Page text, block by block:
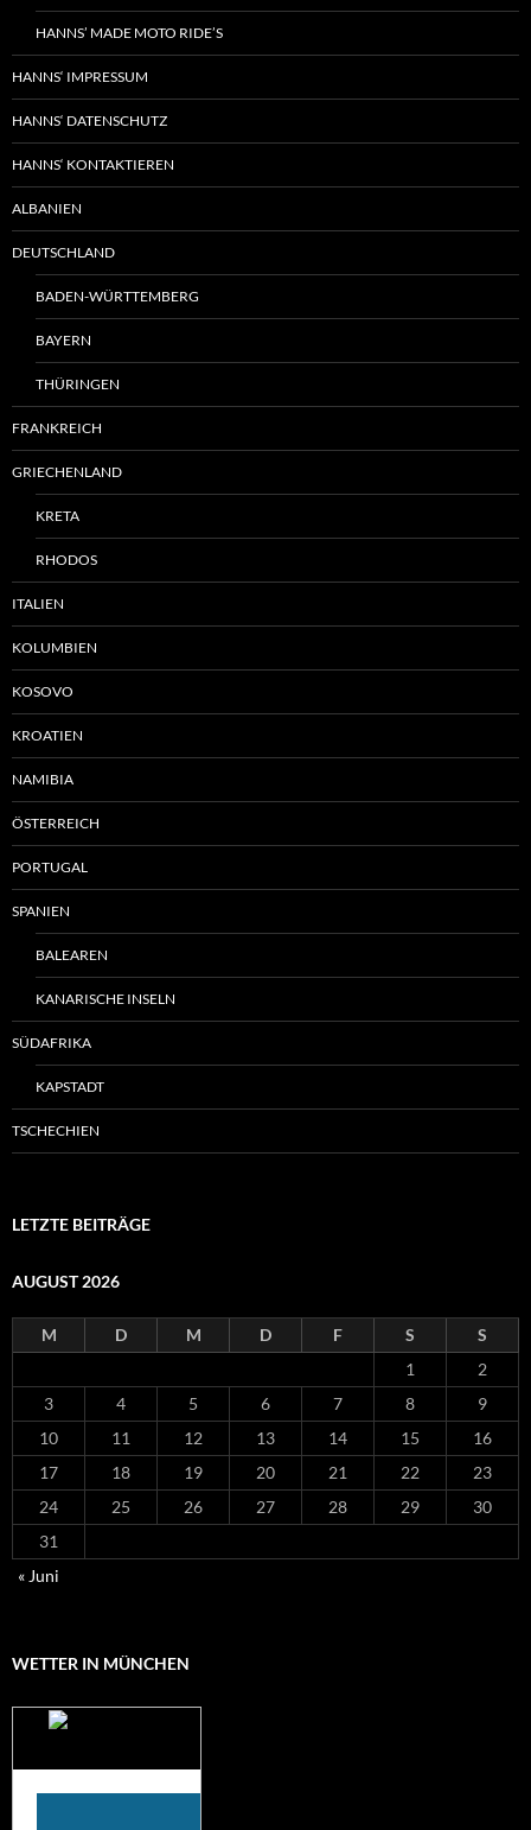
HANNS’ MADE MOTO RIDE’S
HANNS‘ IMPRESSUM
HANNS‘ DATENSCHUTZ
HANNS‘ KONTAKTIEREN
ALBANIEN
DEUTSCHLAND
BADEN-WÜRTTEMBERG
BAYERN
THÜRINGEN
FRANKREICH
GRIECHENLAND
KRETA
RHODOS
ITALIEN
KOLUMBIEN
KOSOVO
KROATIEN
NAMIBIA
ÖSTERREICH
PORTUGAL
SPANIEN
BALEAREN
KANARISCHE INSELN
SÜDAFRIKA
KAPSTADT
TSCHECHIEN
LETZTE BEITRÄGE
AUGUST 2026
M D M D F S
S
1
2
3
4 5 6 7 8
9
10
11 12 13 14 15
16
17
18 19 20 21 22
23
24
25 26 27 28 29
30
31
« Juni
WETTER IN MÜNCHEN